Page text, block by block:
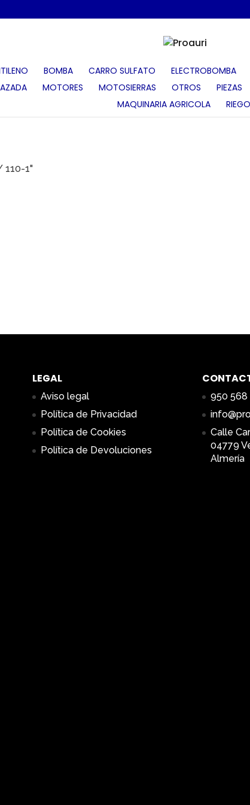
BOMBA CARRO SULFATO ELECTROBOMBA
MOTORES MOTOSIERRAS OTROS PIEZAS
MAQUINARIA AGRICOLA
RIEGO
1"
LEGAL
Aviso legal
Política de Privacidad
Política de Cookies
Política de Devoluciones
950 568
Calle
04779
Almería